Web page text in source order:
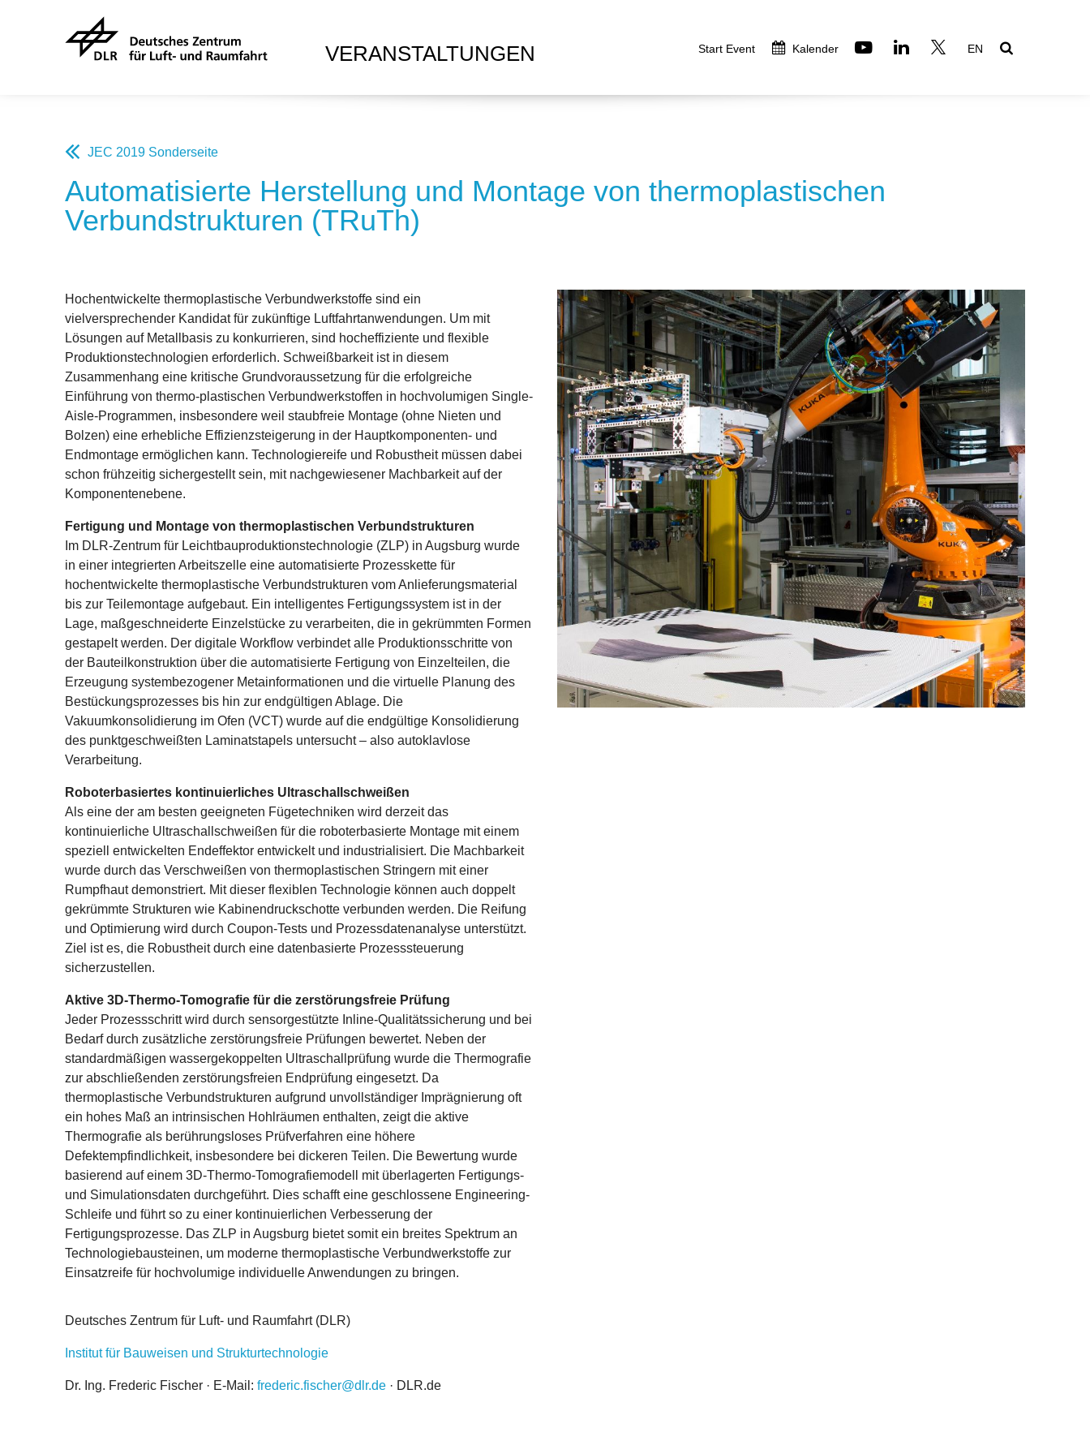
VERANSTALTUNGEN Start Event Kalender EN
JEC 2019 Sonderseite
Automatisierte Herstellung und Montage von thermoplastischen
Verbundstrukturen (TRuTh)
Hochentwickelte thermoplastische Verbundwerkstoffe sind ein
vielversprechender Kandidat für zukünftige Luftfahrtanwendungen. Um mit
Lösungen auf Metallbasis zu konkurrieren, sind hocheffiziente und flexible
Produktionstechnologien erforderlich. Schweißbarkeit ist in diesem
Zusammenhang eine kritische Grundvoraussetzung für die erfolgreiche
Einführung von thermo-plastischen Verbundwerkstoffen in hochvolumigen Single-
Aisle-Programmen, insbesondere weil staubfreie Montage (ohne Nieten und
Bolzen) eine erhebliche Effizienzsteigerung in der Hauptkomponenten- und
Endmontage ermöglichen kann. Technologiereife und Robustheit müssen dabei
schon frühzeitig sichergestellt sein, mit nachgewiesener Machbarkeit auf der
Komponentenebene.
Fertigung und Montage von thermoplastischen Verbundstrukturen
Im DLR-Zentrum für Leichtbauproduktionstechnologie (ZLP) in Augsburg wurde
in einer integrierten Arbeitszelle eine automatisierte Prozesskette für
hochentwickelte thermoplastische Verbundstrukturen vom Anlieferungsmaterial
bis zur Teilemontage aufgebaut. Ein intelligentes Fertigungssystem ist in der
Lage, maßgeschneiderte Einzelstücke zu verarbeiten, die in gekrümmten Formen
gestapelt werden. Der digitale Workflow verbindet alle Produktionsschritte von
der Bauteilkonstruktion über die automatisierte Fertigung von Einzelteilen, die
Erzeugung systembezogener Metainformationen und die virtuelle Planung des
Bestückungsprozesses bis hin zur endgültigen Ablage. Die
Vakuumkonsolidierung im Ofen (VCT) wurde auf die endgültige Konsolidierung
des punktgeschweißten Laminatstapels untersucht – also autoklavlose
Verarbeitung.
Roboterbasiertes kontinuierliches Ultraschallschweißen
Als eine der am besten geeigneten Fügetechniken wird derzeit das
kontinuierliche Ultraschallschweißen für die roboterbasierte Montage mit einem
speziell entwickelten Endeffektor entwickelt und industrialisiert. Die Machbarkeit
wurde durch das Verschweißen von thermoplastischen Stringern mit einer
Rumpfhaut demonstriert. Mit dieser flexiblen Technologie können auch doppelt
gekrümmte Strukturen wie Kabinendruckschotte verbunden werden. Die Reifung
und Optimierung wird durch Coupon-Tests und Prozessdatenanalyse unterstützt.
Ziel ist es, die Robustheit durch eine datenbasierte Prozesssteuerung
sicherzustellen.
Aktive 3D-Thermo-Tomografie für die zerstörungsfreie Prüfung
Jeder Prozessschritt wird durch sensorgestützte Inline-Qualitätssicherung und bei
Bedarf durch zusätzliche zerstörungsfreie Prüfungen bewertet. Neben der
standardmäßigen wassergekoppelten Ultraschallprüfung wurde die Thermografie
zur abschließenden zerstörungsfreien Endprüfung eingesetzt. Da
thermoplastische Verbundstrukturen aufgrund unvollständiger Imprägnierung oft
ein hohes Maß an intrinsischen Hohlräumen enthalten, zeigt die aktive
Thermografie als berührungsloses Prüfverfahren eine höhere
Defektempfindlichkeit, insbesondere bei dickeren Teilen. Die Bewertung wurde
basierend auf einem 3D-Thermo-Tomografiemodell mit überlagerten Fertigungs-
und Simulationsdaten durchgeführt. Dies schafft eine geschlossene Engineering-
Schleife und führt so zu einer kontinuierlichen Verbesserung der
Fertigungsprozesse. Das ZLP in Augsburg bietet somit ein breites Spektrum an
Technologiebausteinen, um moderne thermoplastische Verbundwerkstoffe zur
Einsatzreife für hochvolumige individuelle Anwendungen zu bringen.
Deutsches Zentrum für Luft- und Raumfahrt (DLR)
Institut für Bauweisen und Strukturtechnologie
Dr. Ing. Frederic Fischer · E-Mail: frederic.fischer@dlr.de · DLR.de